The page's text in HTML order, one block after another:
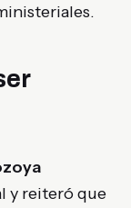
y reiteró que